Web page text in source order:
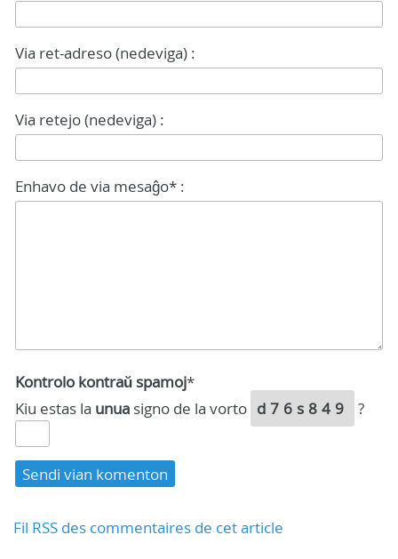
Via ret-adreso (nedeviga) :
Via retejo (nedeviga) :
Enhavo de via mesaĝo* :
Kontrolo kontraŭ spamoj*
Kiu estas la unua signo de la vorto d76s849 ?
Fil RSS des commentaires de cet article